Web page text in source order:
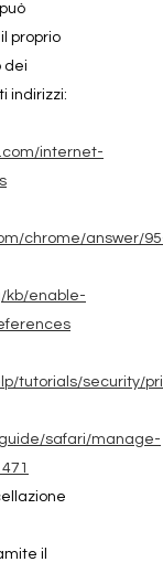
proprio
dei
indirizzi:
internet-
chrome/answer/
kb/enable-
tutorials/security/
safari/manage-
il